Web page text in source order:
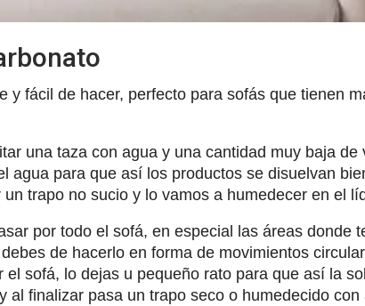
y fácil de hacer, perfecto para sofás que tienen
una taza con agua y una cantidad muy baja de
agua para que así los productos se disuelvan
trapo no sucio y lo vamos a humedecer en el
por todo el sofá, en especial las áreas donde
de hacerlo en forma de movimientos
el sofá, lo dejas u pequeño rato para que así la
al finalizar pasa un trapo seco o humedecido con